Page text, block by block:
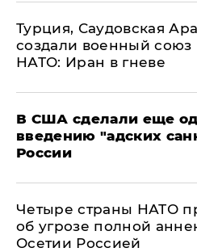
Турция, Саудовская
создали военный
НАТО: Иран в гневе
В США сделали еще
введению "адских
России
Четыре страны НАТО
об угрозе полной
Осетии Россией